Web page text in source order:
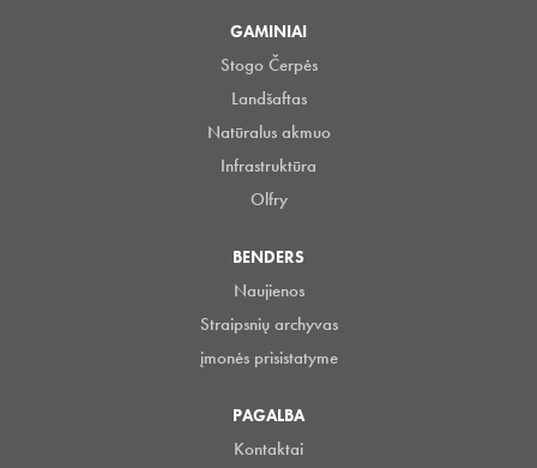
GAMINIAI
Stogo Čerpės
Landšaftas
Natūralus akmuo
Infrastruktūra
Olfry
BENDERS
Naujienos
Straipsnių archyvas
įmonės prisistatyme
PAGALBA
Kontaktai